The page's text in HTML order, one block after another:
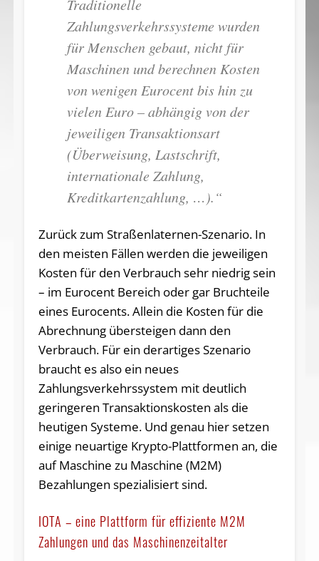
Traditionelle
Zahlungsverkehrssysteme wurden
für Menschen gebaut, nicht für
Maschinen und berechnen Kosten
von wenigen Eurocent bis hin zu
vielen Euro – abhängig von der
jeweiligen Transaktionsart
(Überweisung, Lastschrift,
internationale Zahlung,
Kreditkartenzahlung, …).“
Zurück zum Straßenlaternen-Szenario. In
den meisten Fällen werden die jeweiligen
Kosten für den Verbrauch sehr niedrig sein
– im Eurocent Bereich oder gar Bruchteile
eines Eurocents. Allein die Kosten für die
Abrechnung übersteigen dann den
Verbrauch. Für ein derartiges Szenario
braucht es also ein neues
Zahlungsverkehrssystem mit deutlich
geringeren Transaktionskosten als die
heutigen Systeme. Und genau hier setzen
einige neuartige Krypto-Plattformen an, die
auf Maschine zu Maschine (M2M)
Bezahlungen spezialisiert sind.
IOTA – eine Plattform für effiziente M2M
Zahlungen und das Maschinenzeitalter